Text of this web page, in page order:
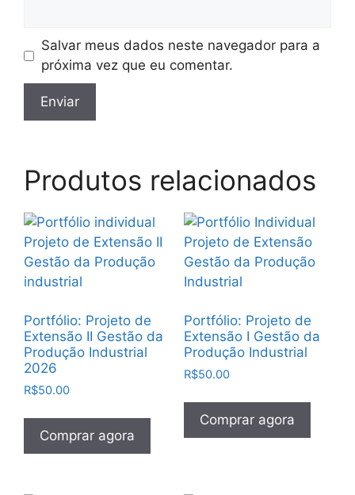
Salvar meus dados neste navegador para a
próxima vez que eu comentar.
Produtos relacionados
Portfólio: Projeto de
Extensão II Gestão da
Produção Industrial
2026
R$50.00
Comprar agora
Portfólio: Projeto de
Extensão I Gestão da
Produção Industrial
R$50.00
Comprar agora